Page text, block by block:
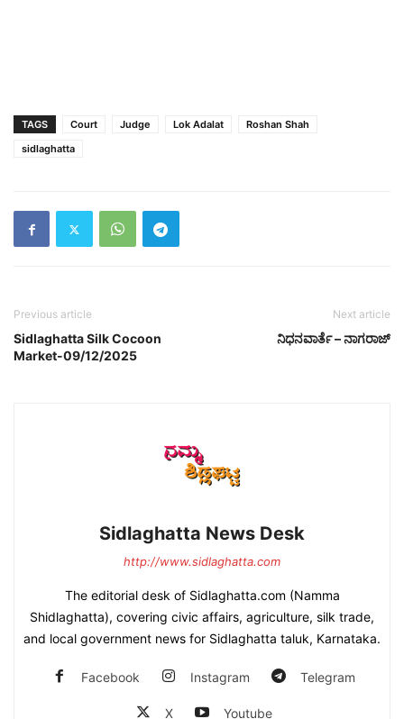
TAGS Court Judge Lok Adalat
Roshan Shah
sidlaghatta
Previous article
Sidlaghatta Silk Cocoon
Market-09/12/2025
Next article
ನಿಧನವಾರ್ತೆ – ನಾಗರಾಜ್
Sidlaghatta News Desk
http://www.sidlaghatta.com
The editorial desk of Sidlaghatta.com (Namma
Shidlaghatta), covering civic affairs, agriculture, silk trade,
and local government news for Sidlaghatta taluk, Karnataka.
Facebook Instagram Telegram
X Youtube